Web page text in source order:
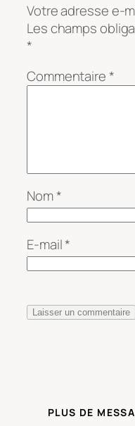
Votre adresse e-
Les champs
*
Commentaire*
Nom*
E-mail*
PLUS DE